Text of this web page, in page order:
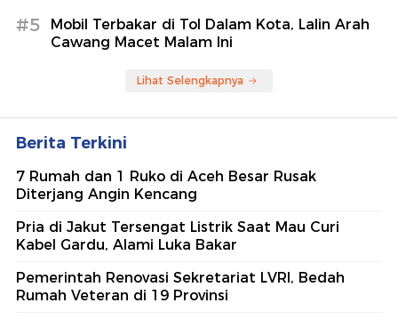
#5
Mobil Terbakar di Tol Dalam Kota, Lalin Arah
Cawang Macet Malam Ini
Lihat Selengkapnya
Berita Terkini
7 Rumah dan 1 Ruko di Aceh Besar Rusak
Diterjang Angin Kencang
Pria di Jakut Tersengat Listrik Saat Mau Curi
Kabel Gardu, Alami Luka Bakar
Pemerintah Renovasi Sekretariat LVRI, Bedah
Rumah Veteran di 19 Provinsi